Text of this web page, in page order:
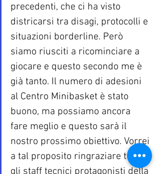
precedenti, che ci ha visto
districarsi tra disagi, protocolli e
situazioni borderline. Però
siamo riusciti a ricominciare a
giocare e questo secondo me è
già tanto. Il numero di adesioni
al Centro Minibasket è stato
buono, ma possiamo ancora
fare meglio e questo sarà il
nostro prossimo obiettivo. Vorrei
a tal proposito ringraziare tutti
gli staff tecnici protagonisti della